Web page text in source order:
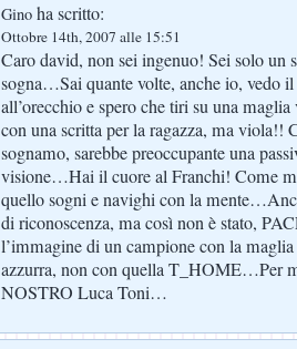
Gino ha scritto:
Ottobre 14th, 2007 alle 15:51
Caro david, non sei ingenuo! Sei solo un
sogna…Sai quante volte, anche io, vedo
all’orecchio e spero che tiri su una
con una scritta per la ragazza, ma viola!!
sognamo, sarebbe preoccupante una
visione…Hai il cuore al Franchi! Come
quello sogni e navighi con la
di riconoscenza, ma così non è stato,
l’immagine di un campione con la
azzurra, non con quella T_HOME…Per
NOSTRO Luca Toni…